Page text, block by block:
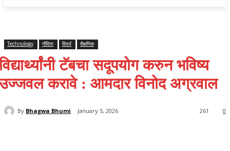
Technology गोंदिया विदर्भ शैक्षणिक
टॅबचा सदूपयोग करुन भविष्य
करावे : आमदार विनोद अग्रवाल
By Bhagwa Bhumi January 5, 2026 0
261